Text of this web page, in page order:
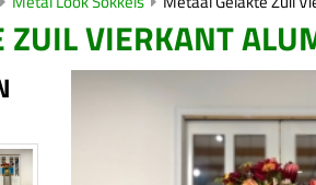
ZUIL VIERKANT